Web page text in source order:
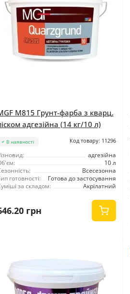
М815 Грунт-фарба з кварц.
адгезійна (14 кг/10 л)
В наявності Код товару: 11296
адгезійна
10 л
Всесезонна
готовності:
Готова до застосування
за складом:
Акрілатний
грн